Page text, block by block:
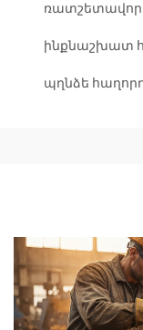
ինքնաշխատ
պղնձե